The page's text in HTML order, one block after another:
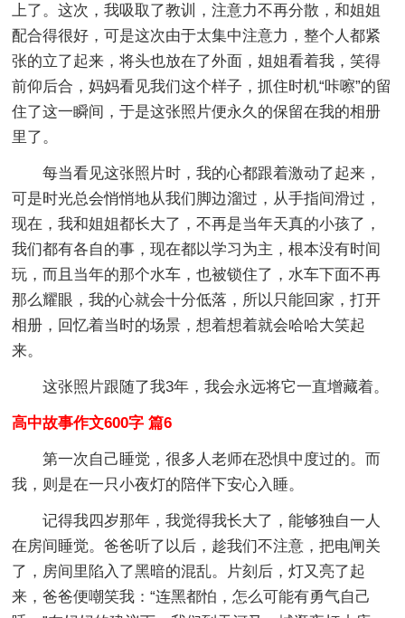
上了。这次，我吸取了教训，注意力不再分散，和姐姐
配合得很好，可是这次由于太集中注意力，整个人都紧
张的立了起来，将头也放在了外面，姐姐看着我，笑得
前仰后合，妈妈看见我们这个样子，抓住时机“咔嚓”的留
住了这一瞬间，于是这张照片便永久的保留在我的相册
里了。
每当看见这张照片时，我的心都跟着激动了起来，
可是时光总会悄悄地从我们脚边溜过，从手指间滑过，
现在，我和姐姐都长大了，不再是当年天真的小孩了，
我们都有各自的事，现在都以学习为主，根本没有时间
玩，而且当年的那个水车，也被锁住了，水车下面不再
那么耀眼，我的心就会十分低落，所以只能回家，打开
相册，回忆着当时的场景，想着想着就会哈哈大笑起
来。
这张照片跟随了我3年，我会永远将它一直增藏着。
高中故事作文600字 篇6
第一次自己睡觉，很多人老师在恐惧中度过的。而
我，则是在一只小夜灯的陪伴下安心入睡。
记得我四岁那年，我觉得我长大了，能够独自一人
在房间睡觉。爸爸听了以后，趁我们不注意，把电闸关
了，房间里陷入了黑暗的混乱。片刻后，灯又亮了起
来，爸爸便嘲笑我：“连黑都怕，怎么可能有勇气自己